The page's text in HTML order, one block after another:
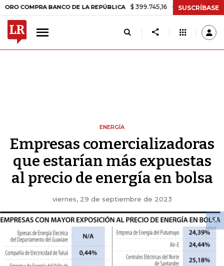
BANCO DE LA REPÚBLICA $ 399.745,16 +$ 2.295,71 +0,58%
SUSCRÍBASE
ENERGÍA
Empresas comercializadoras
que estarían más expuestas
al precio de energía en bolsa
viernes, 29 de septiembre de 2023